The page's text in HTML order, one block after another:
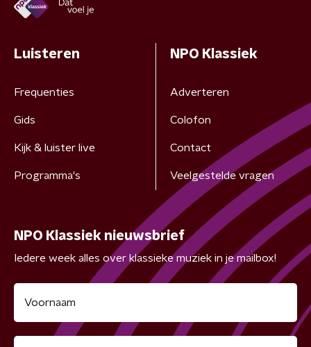
Luisteren
Frequenties
Gids
Kijk & luister live
Programma's
NPO Klassiek
Adverteren
Colofon
Contact
Veelgestelde vragen
NPO Klassiek nieuwsbrief
Iedere week alles over klassieke muziek in je mailbox!